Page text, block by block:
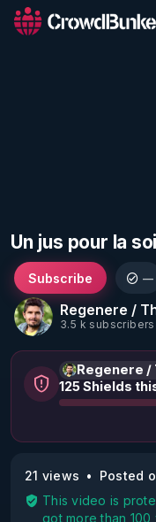
Un jus pour la
Regenere /
3.5 k subscribers
Subscribe —
Regenere /
125 Shields
21 views
Posted
This video is
got more than